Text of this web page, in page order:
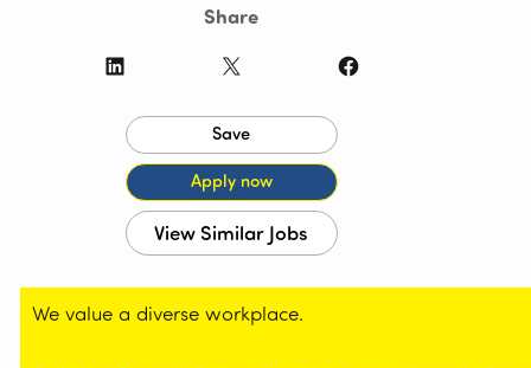
Share
LinkedIn
X Facebook
We value a diverse workplace.